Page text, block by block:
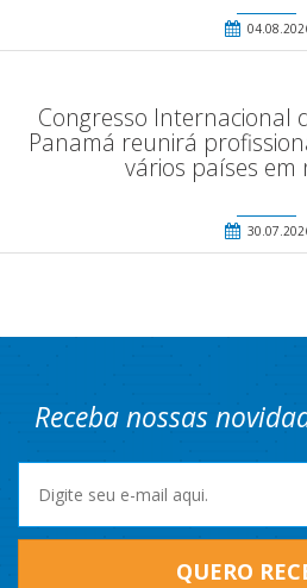
Congresso Internacional
Panamá reunirá
vários países em
Receba nossas
QUERO